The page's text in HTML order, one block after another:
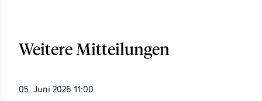
Weitere Mitteilungen
05. Juni 2026 11:00